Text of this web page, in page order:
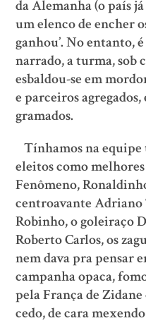
da Alemanha (o país
um elenco de encher
ganhou’. No entanto,
narrado, a turma, sob
esbaldou-se em
e parceiros
gramados.
Tínhamos na equipe
eleitos como
Fenômeno,
centroavante Adriano
Robinho, o goleiraço
Roberto Carlos, os
nem dava pra pensar
campanha opaca,
pela França de
cedo, de cara